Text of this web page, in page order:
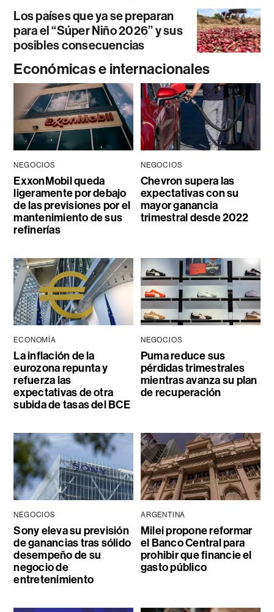
Los países que ya se preparan
para el “Súper Niño 2026” y sus
posibles consecuencias
Económicas e internacionales
NEGOCIOS
ExxonMobil queda
ligeramente por debajo
de las previsiones por el
mantenimiento de sus
refinerías
NEGOCIOS
Chevron supera las
expectativas con su
mayor ganancia
trimestral desde 2022
ECONOMÍA
La inflación de la
eurozona repunta y
refuerza las
expectativas de otra
subida de tasas del BCE
NEGOCIOS
Puma reduce sus
pérdidas trimestrales
mientras avanza su plan
de recuperación
NEGOCIOS
Sony eleva su previsión
de ganancias tras sólido
desempeño de su
negocio de
entretenimiento
ARGENTINA
Milei propone reformar
el Banco Central para
prohibir que financie el
gasto público